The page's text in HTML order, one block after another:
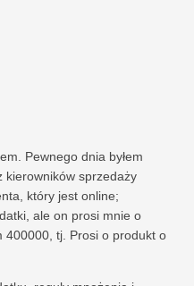
Pewnego dnia byłem
kierowników sprzedaży
który jest online;
ale on prosi mnie o
400000, tj. Prosi o produkt o